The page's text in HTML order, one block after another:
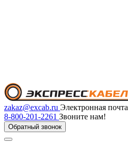
zakaz@excab.ru Электронная почта
8-800-201-2261 Звоните нам!
Обратный звонок